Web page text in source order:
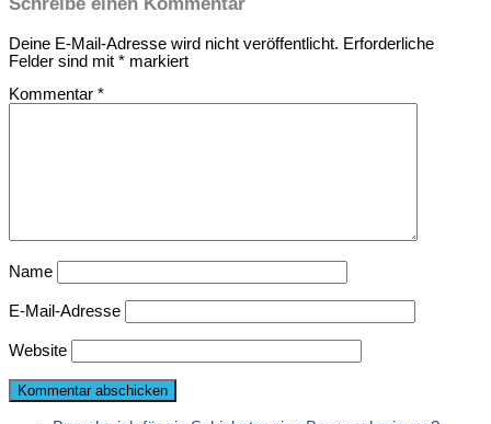
Deine E-Mail-Adresse wird nicht veröffentlicht. Erforderliche
Felder sind mit * markiert
Kommentar *
Name
E-Mail-Adresse
Website